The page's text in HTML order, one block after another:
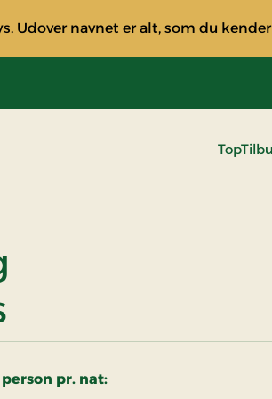
Udover navnet er alt, som du
pr. nat: